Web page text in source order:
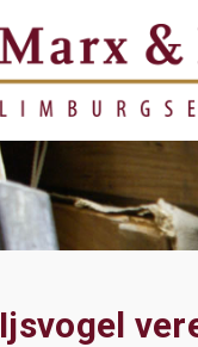
Ijsvogel